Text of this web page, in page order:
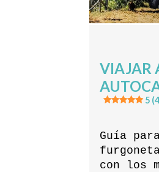
VIAJAR
5
Guía
con los